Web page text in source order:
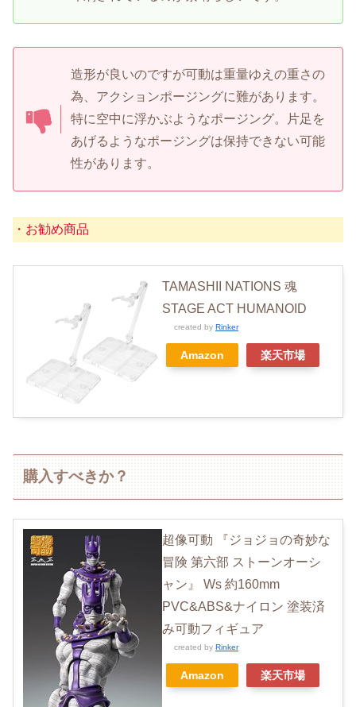
造形が良いのですが可動は重量ゆえの重さの
為、アクションポージングに難があります。
特に空中に浮かぶようなポージング。片足を
あげるようなポージングは保持できない可能
性があります。
・お勧め商品
TAMASHII NATIONS 魂
STAGE ACT HUMANOID
created by Rinker
Amazon 楽天市場
購入すべきか？
超像可動 『ジョジョの奇妙な
冒険 第六部 ストーンオーシ
ャン』 Ws 約160mm
PVC&ABS&ナイロン 塗装済
み可動フィギュア
created by Rinker
Amazon 楽天市場